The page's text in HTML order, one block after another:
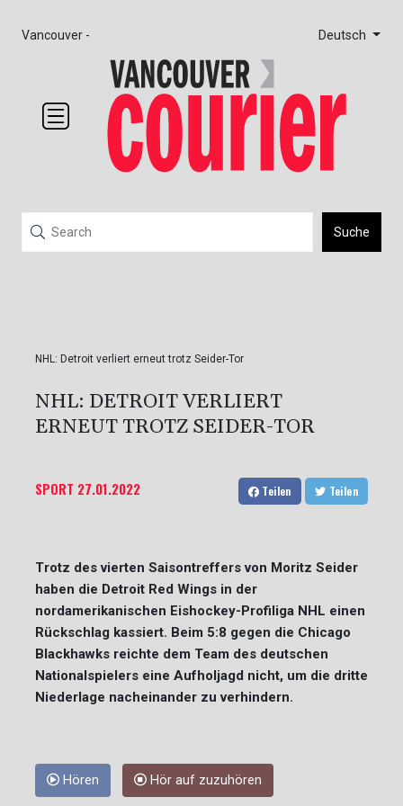
Vancouver - Deutsch
Suche
NHL: Detroit verliert erneut trotz Seider-Tor
NHL: DETROIT VERLIERT
ERNEUT TROTZ SEIDER-TOR
SPORT 27.01.2022 Teilen Teilen
Trotz des vierten Saisontreffers von Moritz Seider
haben die Detroit Red Wings in der
nordamerikanischen Eishockey-Profiliga NHL einen
Rückschlag kassiert. Beim 5:8 gegen die Chicago
Blackhawks reichte dem Team des deutschen
Nationalspielers eine Aufholjagd nicht, um die dritte
Niederlage nacheinander zu verhindern.
Hören Hör auf zuzuhören